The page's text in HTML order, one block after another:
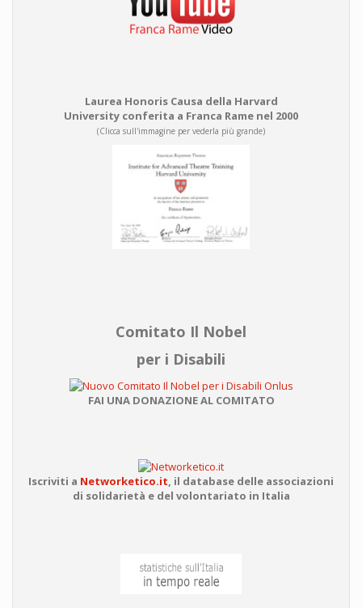
Laurea Honoris Causa della Harvard
University conferita a Franca Rame nel 2000
(Clicca sull'immagine per vederla più grande)
Comitato Il Nobel
per i Disabili
FAI UNA DONAZIONE AL COMITATO
Iscriviti a Networketico.it, il database delle associazioni
di solidarietà e del volontariato in Italia